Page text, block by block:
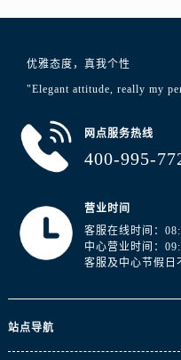
优雅态度，真我个性
"Elegant attitude, really my
网点服务热线
400-995-
营业时间
客服在线时间：
中心营业时间：
客服及中心节假日
站点导航